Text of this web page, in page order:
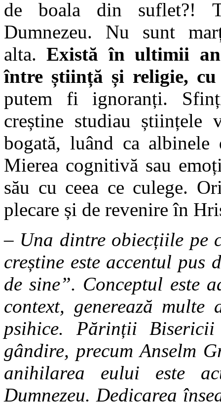
de boala din suflet?!
Dumnezeu. Nu sunt
alta.Există în ultimii
între știință și religie,
putem fi ignoranți.
creștine studiau
bogată, luând ca
Mierea cognitivă sau
său cu ceea ce culege.
plecare și de revenire în
– Una dintre obiecțiile pe
creștine este accentul pus
de sine”. Conceptul este
context, generează multe
psihice. Părinții
gândire, precum Anselm
anihilarea eului este
Dumnezeu. Dedicarea